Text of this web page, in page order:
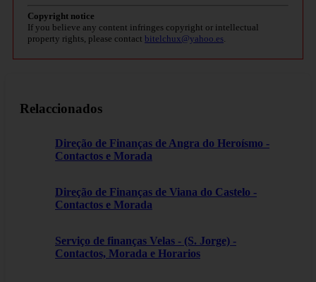
Copyright notice
If you believe any content infringes copyright or intellectual
property rights, please contact bitelchux@yahoo.es.
Relaccionados
Direção de Finanças de Angra do Heroísmo -
Contactos e Morada
Direção de Finanças de Viana do Castelo -
Contactos e Morada
Serviço de finanças Velas - (S. Jorge) -
Contactos, Morada e Horarios